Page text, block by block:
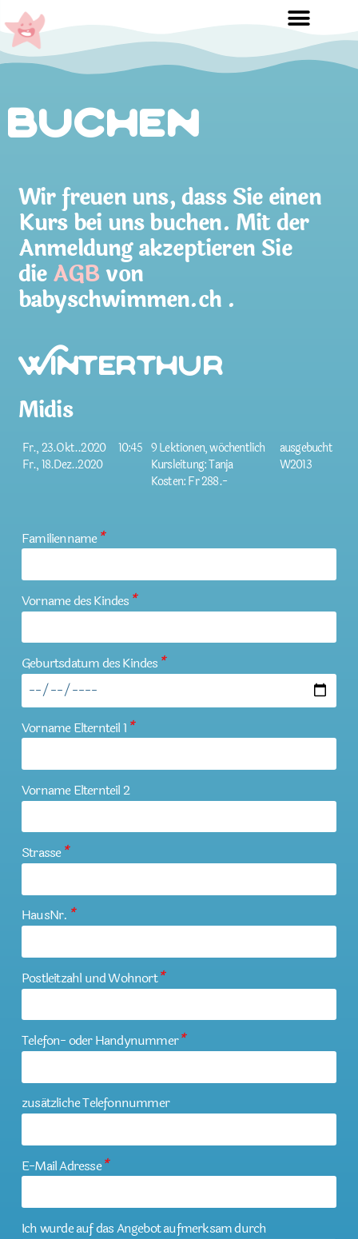
Buchen
Wir freuen uns, dass Sie einen
Kurs bei uns buchen. Mit der
Anmeldung akzeptieren Sie
dieAGBvon
babyschwimmen.ch .
Winterthur
Midis
Fr., 23.Okt..2020
Fr., 18.Dez..2020
10:45 9 Lektionen, wöchentlich
Kursleitung: Tanja
Kosten: Fr 288.-
ausgebucht
W2013
Familienname*
Vorname des Kindes *
Geburtsdatum des Kindes *
Vorname Elternteil 1 *
Vorname Elternteil 2
Strasse*
HausNr. *
Postleitzahl und Wohnort*
Telefon- oder Handynummer*
zusätzliche Telefonnummer
E-Mail Adresse*
Ich wurde auf das Angebot aufmerksam durch